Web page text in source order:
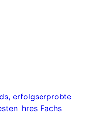
erfolgserprobte
ihres Fachs